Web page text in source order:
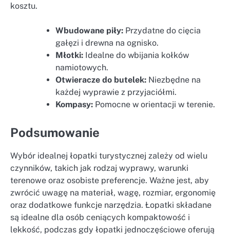
kosztu.
Wbudowane piły: Przydatne do cięcia
gałęzi i drewna na ognisko.
Młotki: Idealne do wbijania kołków
namiotowych.
Otwieracze do butelek: Niezbędne na
każdej wyprawie z przyjaciółmi.
Kompasy: Pomocne w orientacji w terenie.
Podsumowanie
Wybór idealnej łopatki turystycznej zależy od wielu
czynników, takich jak rodzaj wyprawy, warunki
terenowe oraz osobiste preferencje. Ważne jest, aby
zwrócić uwagę na materiał, wagę, rozmiar, ergonomię
oraz dodatkowe funkcje narzędzia. Łopatki składane
są idealne dla osób ceniących kompaktowość i
lekkość, podczas gdy łopatki jednoczęściowe oferują